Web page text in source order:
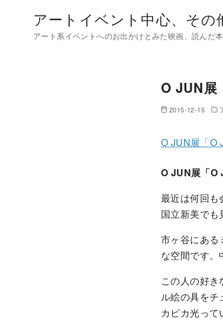
アートイベント中心、その
アート系イベントへのお出かけとみた映画、読んだ本
O JUN展
2015-12-15
O JUN展「O
O JUN展「O
最近は何回も
国立新美でも
市ヶ谷にある
な空間です。
この人の好
ル絵の具を
カピカ光って